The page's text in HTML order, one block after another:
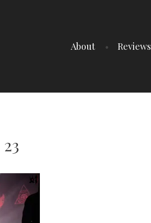
About Reviews